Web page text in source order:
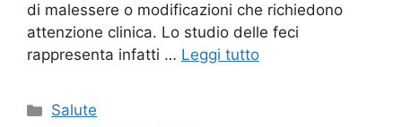
di malessere o modificazioni che richiedono
attenzione clinica. Lo studio delle feci
rappresenta infatti … Leggi tutto
Categorie
Salute